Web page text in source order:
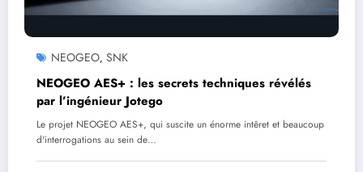
NEOGEO, SNK
NEOGEO AES+ : les secrets techniques révélés
par l’ingénieur Jotego
Le projet NEOGEO AES+, qui suscite un énorme intêret et beaucoup
d'interrogations au sein de…